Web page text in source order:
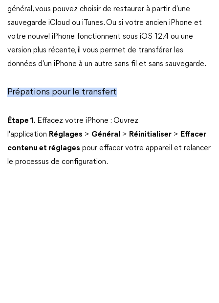
général, vous pouvez choisir de restaurer à partir d'une
sauvegarde iCloud ou iTunes. Ou si votre ancien iPhone et
votre nouvel iPhone fonctionnent sous iOS 12.4 ou une
version plus récente, il vous permet de transférer les
données d'un iPhone à un autre sans fil et sans sauvegarde.
Prépations pour le transfert
Étape 1. Effacez votre iPhone : Ouvrez
l'application Réglages > Général > Réinitialiser > Effacer
contenu et réglages pour effacer votre appareil et relancer
le processus de configuration.